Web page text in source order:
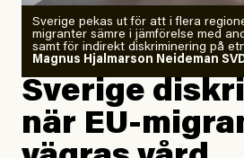
analyserat hur de olika
läget för hur den begynnande El
utveckla sig. El Niño är ett
väderfenomen som uppstår när
Stilla havet blir ovanligt varmt.
Sverige pekas ut för att i flera
migranter sämre i jämförelse med
samt för indirekt diskriminering på
Magnus Hjalmarson Neideman
Sverige
när EU-